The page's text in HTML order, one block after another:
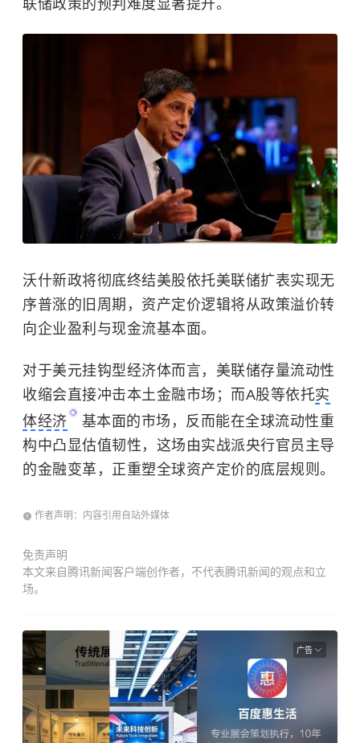
联储政策的预判难度显著提升。
沃什新政将彻底终结美股依托美联储扩表实现无
序普涨的旧周期，资产定价逻辑将从政策溢价转
向企业盈利与现金流基本面。
对于美元挂钩型经济体而言，美联储存量流动性
收缩会直接冲击本土金融市场；而A股等依托实
体经济
基本面的市场，反而能在全球流动性重
构中凸显估值韧性，这场由实战派央行官员主导
的金融变革，正重塑全球资产定价的底层规则。
作者声明：内容引用自站外媒体
免责声明
本文来自腾讯新闻客户端创作者，不代表腾讯新闻的观点和立
场。
广告